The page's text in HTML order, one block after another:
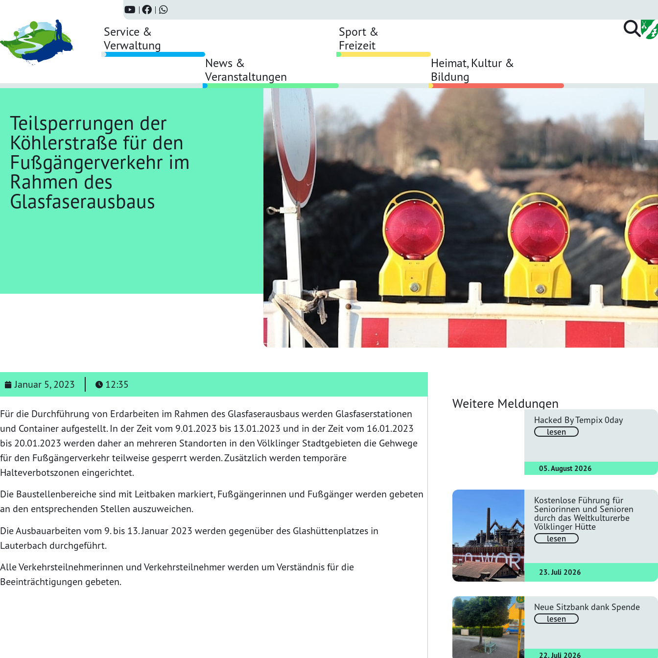
Service &
Verwaltung
News &
Veranstaltungen
Sport &
Freizeit
Heimat, Kultur &
Bildung
Teilsperrungen der
Köhlerstraße für den
Fußgängerverkehr im
Rahmen des
Glasfaserausbaus
Januar 5, 2023 12:35
Für die Durchführung von Erdarbeiten im Rahmen des Glasfaserausbaus werden Glasfaserstationen
und Container aufgestellt. In der Zeit vom 9.01.2023 bis 13.01.2023 und in der Zeit vom 16.01.2023
bis 20.01.2023 werden daher an mehreren Standorten in den Völklinger Stadtgebieten die Gehwege
für den Fußgängerverkehr teilweise gesperrt werden. Zusätzlich werden temporäre
Halteverbotszonen eingerichtet.
Die Baustellenbereiche sind mit Leitbaken markiert, Fußgängerinnen und Fußgänger werden gebeten
an den entsprechenden Stellen auszuweichen.
Die Ausbauarbeiten vom 9. bis 13. Januar 2023 werden gegenüber des Glashüttenplatzes in
Lauterbach durchgeführt.
Alle Verkehrsteilnehmerinnen und Verkehrsteilnehmer werden um Verständnis für die
Beeinträchtigungen gebeten.
Weitere Meldungen
Hacked By Tempix 0day
lesen
05. August 2026
Kostenlose Führung für
Seniorinnen und Senioren
durch das Weltkulturerbe
Völklinger Hütte
lesen
23. Juli 2026
Neue Sitzbank dank Spende
lesen
22. Juli 2026